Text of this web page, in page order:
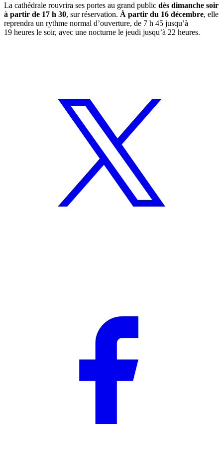
La cathédrale rouvrira ses portes au grand public dès dimanche soir
à partir de 17 h 30, sur réservation. À partir du 16 décembre, elle
reprendra un rythme normal d’ouverture, de 7 h 45 jusqu’à
19 heures le soir, avec une nocturne le jeudi jusqu’à 22 heures.